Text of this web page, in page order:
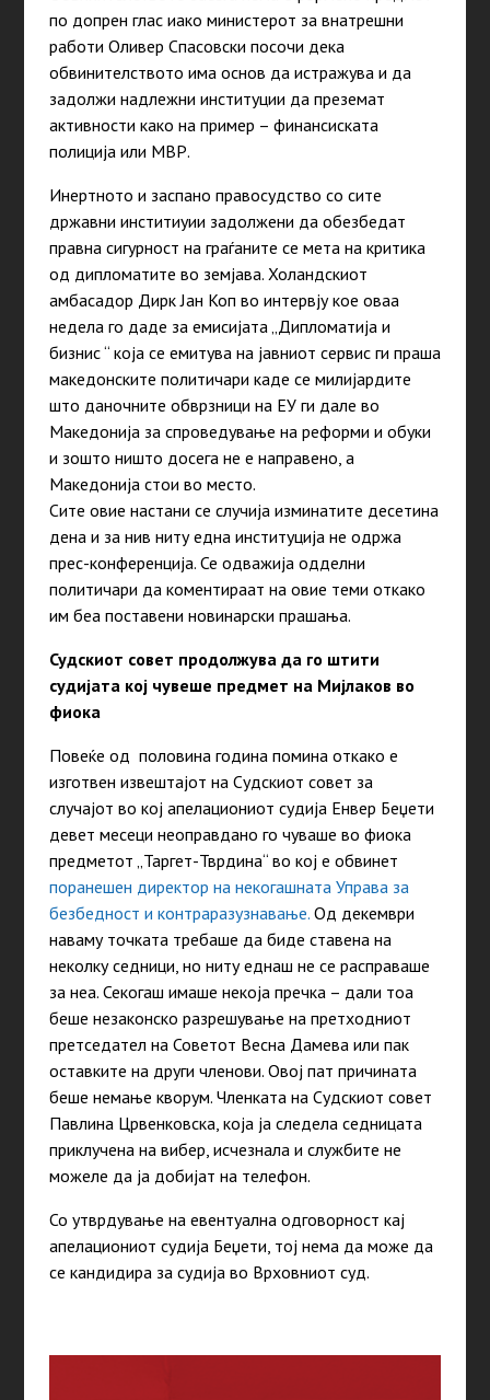
по допрен глас иако министерот за внатрешни
работи Оливер Спасовски посочи дека
обвинителството има основ да истражува и да
задолжи надлежни институции да преземат
активности како на пример – финансиската
полиција или МВР.
Инертното и заспано правосудство со сите
државни инститиуии задолжени да обезбедат
правна сигурност на граѓаните се мета на критика
од дипломатите во земјава. Холандскиот
амбасадор Дирк Јан Коп во интервју кое оваа
недела го даде за емисијата „Дипломатија и
бизнис “ која се емитува на јавниот сервис ги праша
македонските политичари каде се милијардите
што даночните обврзници на ЕУ ги дале во
Македонија за спроведување на реформи и обуки
и зошто ништо досега не е направено, а
Македонија стои во место.
Сите овие настани се случија изминатите десетина
дена и за нив ниту една институција не одржа
прес-конференција. Се одважија одделни
политичари да коментираат на овие теми откако
им беа поставени новинарски прашања.
Судскиот совет продолжува да го штити
судијата кој чувеше предмет на Мијлаков во
фиока
Повеќе од половина година помина откако е
изготвен извештајот на Судскиот совет за
случајот во кој апелациониот судија Енвер Беџети
девет месеци неоправдано го чуваше во фиока
предметот „Таргет-Тврдина“ во кој е обвинет
поранешен директор на некогашната Управа за
безбедност и контраразузнавање.Од декември
наваму точката требаше да биде ставена на
неколку седници, но ниту еднаш не се расправаше
за неа. Секогаш имаше некоја пречка – дали тоа
беше незаконско разрешување на претходниот
претседател на Советот Весна Дамева или пак
оставките на други членови. Овој пат причината
беше немање кворум. Членката на Судскиот совет
Павлина Црвенковска, која ја следела седницата
приклучена на вибер, исчезнала и службите не
можеле да ја добијат на телефон.
Со утврдување на евентуална одговорност кај
апелациониот судија Беџети, тој нема да може да
се кандидира за судија во Врховниот суд.